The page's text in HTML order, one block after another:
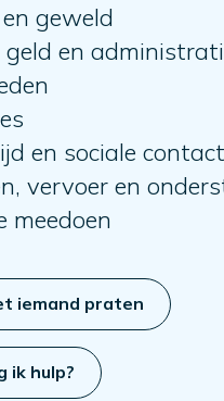
geweld
geld en
en sociale
vervoer en
meedoen
iemand praten
ik hulp?